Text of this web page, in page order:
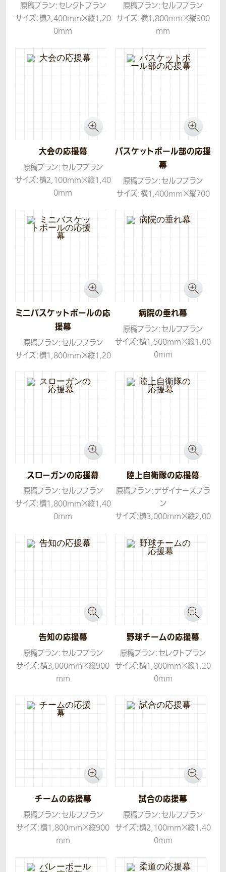
原稿プラン：セレクトプラン
サイズ：横2,400mm×縦1,20
0mm
原稿プラン：セルフプラン
サイズ：横1,800mm×縦900
mm
大会の応援幕
原稿プラン：セルフプラン
サイズ：横2,100mm×縦1,40
0mm
バスケットボール部の応援
幕
原稿プラン：セルフプラン
サイズ：横1,400mm×縦700
生地：トロマット
ミニバスケットボールの応
援幕
原稿プラン：セルフプラン
サイズ：横1,800mm×縦1,20
生地：トロマット
病院の垂れ幕
原稿プラン：セルフプラン
サイズ：横1,500mm×縦1,00
0mm
スローガンの応援幕
原稿プラン：セルフプラン
サイズ：横1,800mm×縦1,40
0mm
陸上自衛隊の応援幕
原稿プラン：デザイナーズプラ
ン
サイズ：横3,000mm×縦2,00
生地：帆布
告知の応援幕
原稿プラン：セルフプラン
サイズ：横3,000mm×縦900
mm
野球チームの応援幕
原稿プラン：セレクトプラン
サイズ：横1,800mm×縦1,20
0mm
チームの応援幕
原稿プラン：セルフプラン
サイズ：横1,800mm×縦900
mm
試合の応援幕
原稿プラン：セルフプラン
サイズ：横2,100mm×縦1,40
0mm